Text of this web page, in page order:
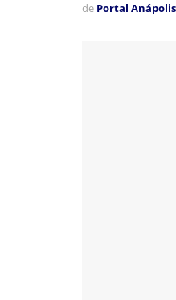
de Portal Anápolis